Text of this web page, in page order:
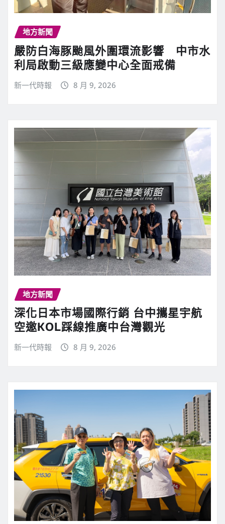
地方新聞
嚴防白海豚颱風外圍環流影響 中市水
利局啟動三級應變中心全面戒備
新一代時報 8 月 9, 2026
地方新聞
深化日本市場國際行銷 台中攜星宇航
空邀KOL踩線推廣中台灣觀光
新一代時報 8 月 9, 2026